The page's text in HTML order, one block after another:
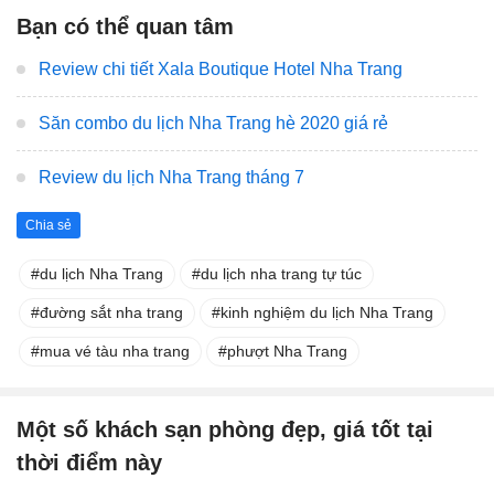
Bạn có thể quan tâm
Review chi tiết Xala Boutique Hotel Nha Trang
Săn combo du lịch Nha Trang hè 2020 giá rẻ
Review du lịch Nha Trang tháng 7
Chia sẻ
du lịch Nha Trang du lịch nha trang tự túc
đường sắt nha trang kinh nghiệm du lịch Nha Trang
mua vé tàu nha trang phượt Nha Trang
Một số khách sạn phòng đẹp, giá tốt tại
thời điểm này